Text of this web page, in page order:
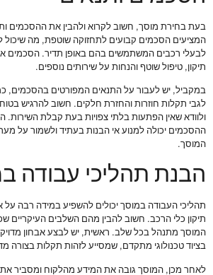
בעת בחירת מוסך, חשוב לקרוא ולהבין את ההסכמים
המציעים הסכמים קבועים לתחזוקה שוטפת, מה שיכול
לבעלי רכבים המשתמשים בהם באופן תדיר. הסכמים
תיקון, טיפול שוטף והנחות על שירותים נוספים.
במקביל, יש לעבור על התנאים המפורטים בהסכמים, כמו
לגבי תקלות חוזרות והחזרת חלקים. חשוב להרגיש
ולוודא שאין הפתעות בלתי צפויות בעת קבלת
ההסכמים יכולה למנוע אי הבנות בעתיד ולשמור על
המוסך.
הבנת תהליכי עבודה
תהליכי העבודה במוסך יכולים להשפיע במידה רבה על
תיקון כלי הרכב. חשוב להבין מהם השלבים העיקריים
המוסך מתנהל בכל שלב. ראשית, יש לבצע אבחון
בציוד טכנולוגי מתקדם, שמסייע לזהות תקלות בצורה
לאחר מכן, המוסך גובה את המידע מהלקוח ומסביר